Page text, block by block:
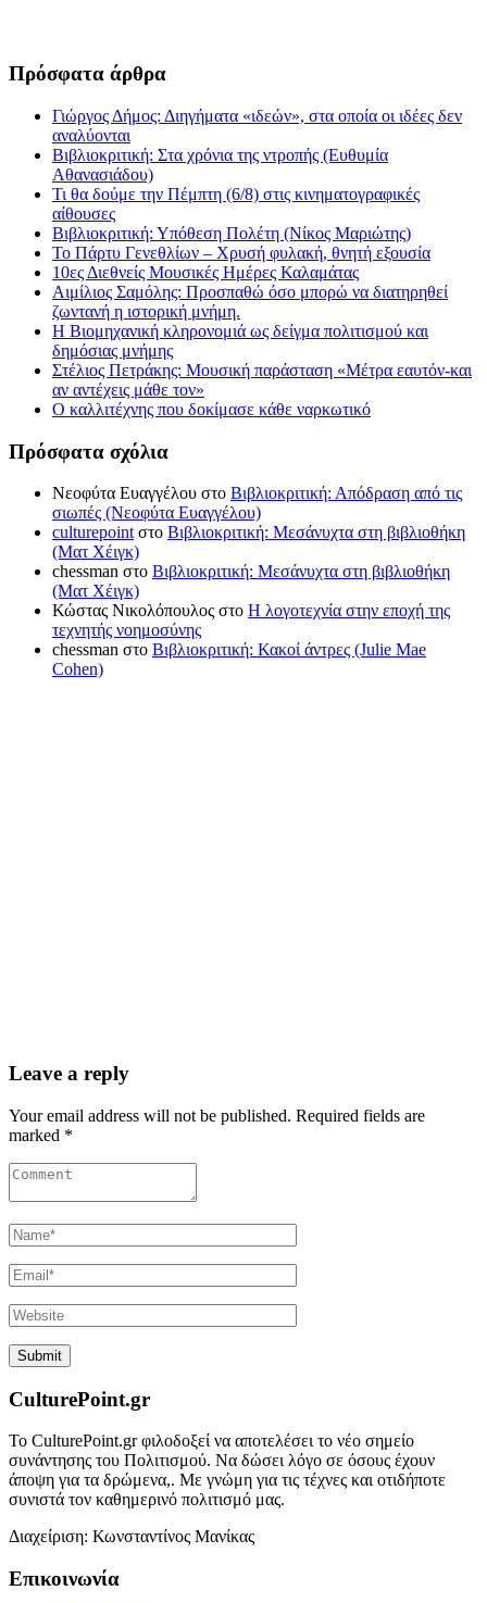
Πρόσφατα άρθρα
Γιώργος Δήμος: Διηγήματα «ιδεών», στα οποία οι ιδέες δεν
αναλύονται
Βιβλιοκριτική: Στα χρόνια της ντροπής (Ευθυμία
Αθανασιάδου)
Τι θα δούμε την Πέμπτη (6/8) στις κινηματογραφικές
αίθουσες
Βιβλιοκριτική: Υπόθεση Πολέτη (Νίκος Μαριώτης)
Το Πάρτυ Γενεθλίων – Χρυσή φυλακή, θνητή εξουσία
10ες Διεθνείς Μουσικές Ημέρες Καλαμάτας
Αιμίλιος Σαμόλης: Προσπαθώ όσο μπορώ να διατηρηθεί
ζωντανή η ιστορική μνήμη.
Η Βιομηχανική κληρονομιά ως δείγμα πολιτισμού και
δημόσιας μνήμης
Στέλιος Πετράκης: Μουσική παράσταση «Μέτρα εαυτόν-και
αν αντέχεις μάθε τον»
Ο καλλιτέχνης που δοκίμασε κάθε ναρκωτικό
Πρόσφατα σχόλια
Νεοφύτα Ευαγγέλου στο Βιβλιοκριτική: Απόδραση από τις
σιωπές (Νεοφύτα Ευαγγέλου)
culturepointστο Βιβλιοκριτική: Μεσάνυχτα στη βιβλιοθήκη
(Ματ Χέιγκ)
chessman στο Βιβλιοκριτική: Μεσάνυχτα στη βιβλιοθήκη
(Ματ Χέιγκ)
Κώστας Νικολόπουλος στο Η λογοτεχνία στην εποχή της
τεχνητής νοημοσύνης
chessman στο Βιβλιοκριτική: Κακοί άντρες (Julie Mae
Cohen)
Leave a reply
Your email address will not be published. Required fields are
marked *
CulturePoint.gr
Το CulturePoint.gr φιλοδοξεί να αποτελέσει το νέο σημείο
συνάντησης του Πολιτισμού. Να δώσει λόγο σε όσους έχουν
άποψη για τα δρώμενα,. Με γνώμη για τις τέχνες και οτιδήποτε
συνιστά τον καθημερινό πολιτισμό μας.
Διαχείριση: Κωνσταντίνος Μανίκας
Επικοινωνία